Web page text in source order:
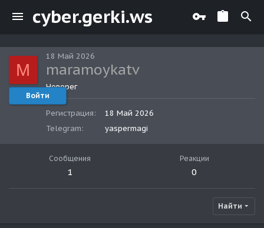
cyber.gerki.ws
M
Войти
18 Май 2026
maramoykatv
Новорег
Регистрация
18 Май 2026
Telegram
yaspermagi
Сообщения
1
Реакции
0
Найти